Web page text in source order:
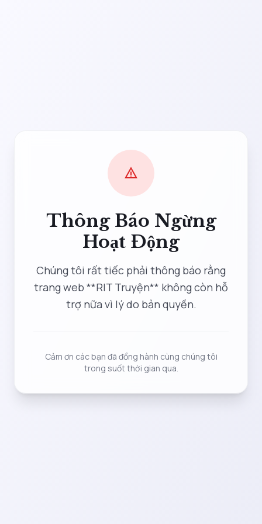
warning
Thông Báo Ngừng
Hoạt Động
Chúng tôi rất tiếc phải thông báo rằng
trang web **RIT Truyện** không còn hỗ
trợ nữa vì lý do bản quyền.
Cảm ơn các bạn đã đồng hành cùng chúng tôi
trong suốt thời gian qua.